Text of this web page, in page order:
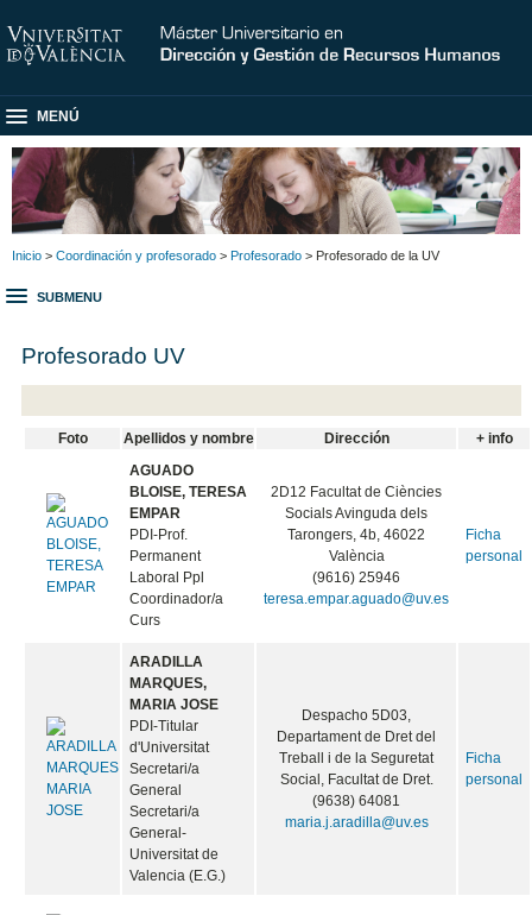
MENÚ
Inicio > Coordinación y profesorado > Profesorado > Profesorado de la UV
SUBMENU
Profesorado UV
Foto Apellidos y nombre Dirección
+ info
AGUADO
BLOISE, TERESA
EMPAR
PDI-Prof.
Permanent
Laboral Ppl
Coordinador/a
Curs
2D12 Facultat de Ciències
Socials Avinguda dels
Tarongers, 4b, 46022
València
(9616) 25946
teresa.empar.aguado@uv.es
Ficha
personal
ARADILLA
MARQUES,
MARIA JOSE
PDI-Titular
d'Universitat
Secretari/a
General
Secretari/a
General-
Universitat de
Valencia (E.G.)
Despacho 5D03,
Departament de Dret del
Treball i de la Seguretat
Social, Facultat de Dret.
(9638) 64081
maria.j.aradilla@uv.es
Ficha
personal